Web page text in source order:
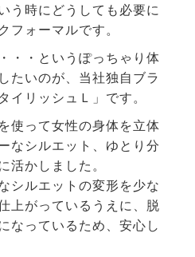
う時にどうしても必要に
フォーマルです。
・・というぽっちゃり体
たいのが、当社独自ブラ
リッシュＬ」です。
使って女性の身体を立体
なシルエット、ゆとり分
活かしました。
シルエットの変形を少な
上がっているうえに、脱
なっているため、安心し